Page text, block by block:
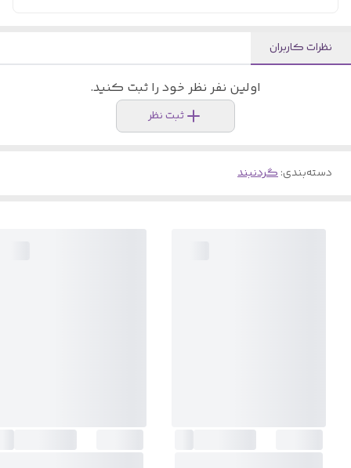
نظرات کاربران
اولین نفر نظر خود را ثبت کنید.
ثبت نظر
دسته‌بندی:گردنبند